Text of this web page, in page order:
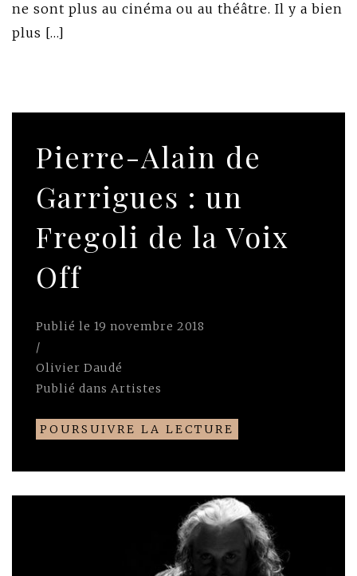
ne sont plus au cinéma ou au théâtre. Il y a bien
plus […]
Pierre-Alain de
Garrigues : un
Fregoli de la Voix
Off
Publié le 19 novembre 2018
/
Olivier Daudé
Publié dans Artistes
POURSUIVRE LA LECTURE